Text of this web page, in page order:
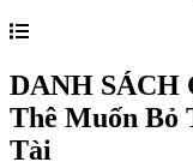
DANH SÁCH
Thê Muốn Bỏ
Tài